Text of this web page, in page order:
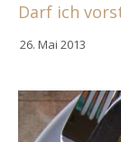
Darf ich
26. Mai 2013